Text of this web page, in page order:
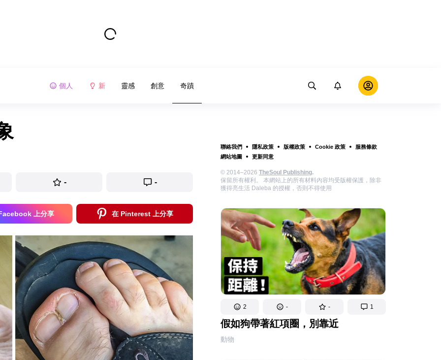
個人 新 靈感 創意 奇蹟
聯絡我們 隱私政策 版權政策 Cookie 政策
服務條款
網站地圖
更新同意
© 2014–2026 TheSoul Publishing.
保留所有權利。 本網站上的所有材料內容均受版權保護，除非
獲得亮生活 Daleba 的授權，否則不得使用
2 - - 1
假如狗帶著紅項圈，別靠近
動物
- -
上分享 在 Pinterest 上分享